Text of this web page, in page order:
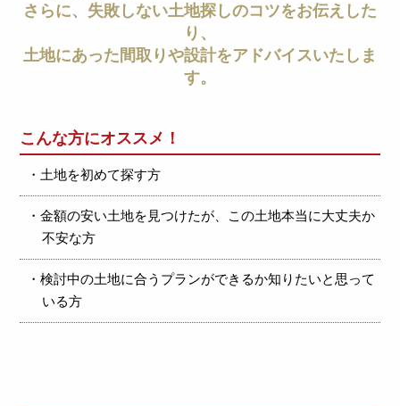
さらに、失敗しない土地探しのコツをお伝えした
り、
土地にあった間取りや設計をアドバイスいたしま
す。
こんな方にオススメ！
・土地を初めて探す方
・金額の安い土地を見つけたが、この土地本当に大丈夫か
不安な方
・検討中の土地に合うプランができるか知りたいと思って
いる方